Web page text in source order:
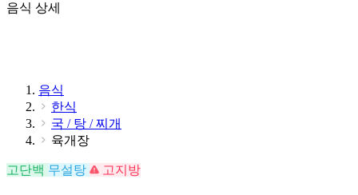
음식 상세
음식
한식
국 / 탕 / 찌개
육개장
고단백 무설탕 고지방